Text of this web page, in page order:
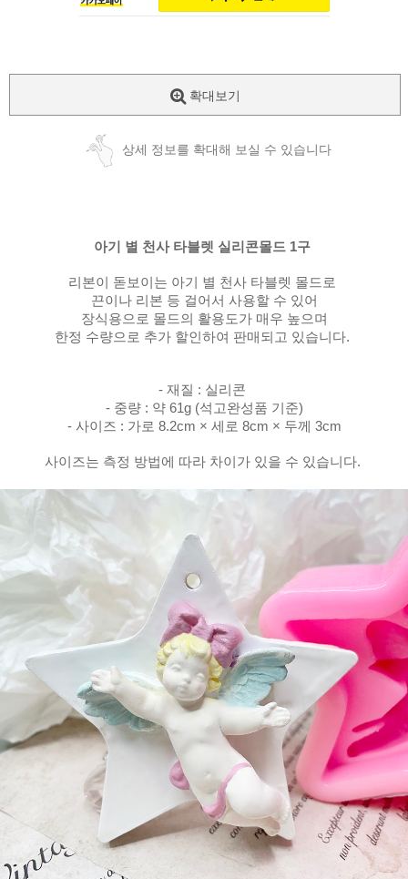
확대보기
상세 정보를 확대해 보실 수 있습니다
아기 별 천사 타블렛 실리콘몰드 1구
리본이 돋보이는 아기 별 천사 타블렛 몰드로
끈이나 리본 등 걸어서 사용할 수 있어
장식용으로 몰드의 활용도가 매우 높으며
한정 수량으로 추가 할인하여 판매되고 있습니다.
- 재질 : 실리콘
- 중량 : 약 61g (석고완성품 기준)
- 사이즈 : 가로 8.2cm × 세로 8cm × 두께 3cm
사이즈는 측정 방법에 따라 차이가 있을 수 있습니다.